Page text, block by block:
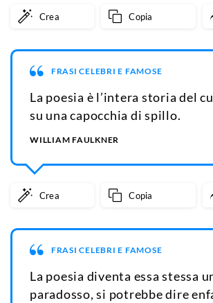
Crea Copia
FRASI CELEBRI E FAMOSE
La poesia è l’intera storia del
su una capocchia di spillo.
WILLIAM FAULKNER
Crea Copia
FRASI CELEBRI E FAMOSE
La poesia diventa essa stessa
paradosso, si potrebbe dire